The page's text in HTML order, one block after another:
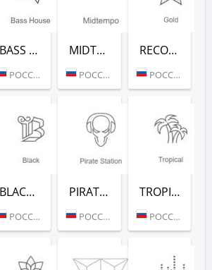
BASS HOUSE (РАДИО РЕКОРД)
РОССИЯ (МОСКВА)
MIDTEMPO (РАДИО РЕКОРД)
РОССИЯ (МОСКВА)
RECORD GOLD (РАДИО РЕКОРД)
РОССИЯ (МОСКВА)
BLACK RAP (РАДИО РЕКОРД)
РОССИЯ (МОСКВА)
PIRATE STATION (РАДИО РЕКОРД)
РОССИЯ (МОСКВА)
TROPICAL (РАДИО РЕКОРД)
РОССИЯ (МОСКВА)